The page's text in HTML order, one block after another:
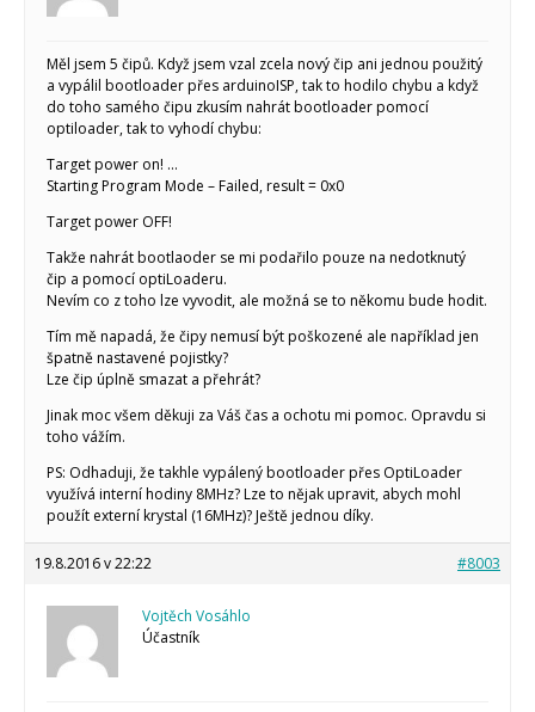
Měl jsem 5 čipů. Když jsem vzal zcela nový čip ani jednou použitý
a vypálil bootloader přes arduinoISP, tak to hodilo chybu a když
do toho samého čipu zkusím nahrát bootloader pomocí
optiloader, tak to vyhodí chybu:
Target power on! …
Starting Program Mode – Failed, result = 0x0
Target power OFF!
Takže nahrát bootlaoder se mi podařilo pouze na nedotknutý
čip a pomocí optiLoaderu.
Nevím co z toho lze vyvodit, ale možná se to někomu bude hodit.
Tím mě napadá, že čipy nemusí být poškozené ale například jen
špatně nastavené pojistky?
Lze čip úplně smazat a přehrát?
Jinak moc všem děkuji za Váš čas a ochotu mi pomoc. Opravdu si
toho vážím.
PS: Odhaduji, že takhle vypálený bootloader přes OptiLoader
využívá interní hodiny 8MHz? Lze to nějak upravit, abych mohl
použít externí krystal (16MHz)? Ještě jednou díky.
19.8.2016 v 22:22 #8003
Vojtěch Vosáhlo
Účastník